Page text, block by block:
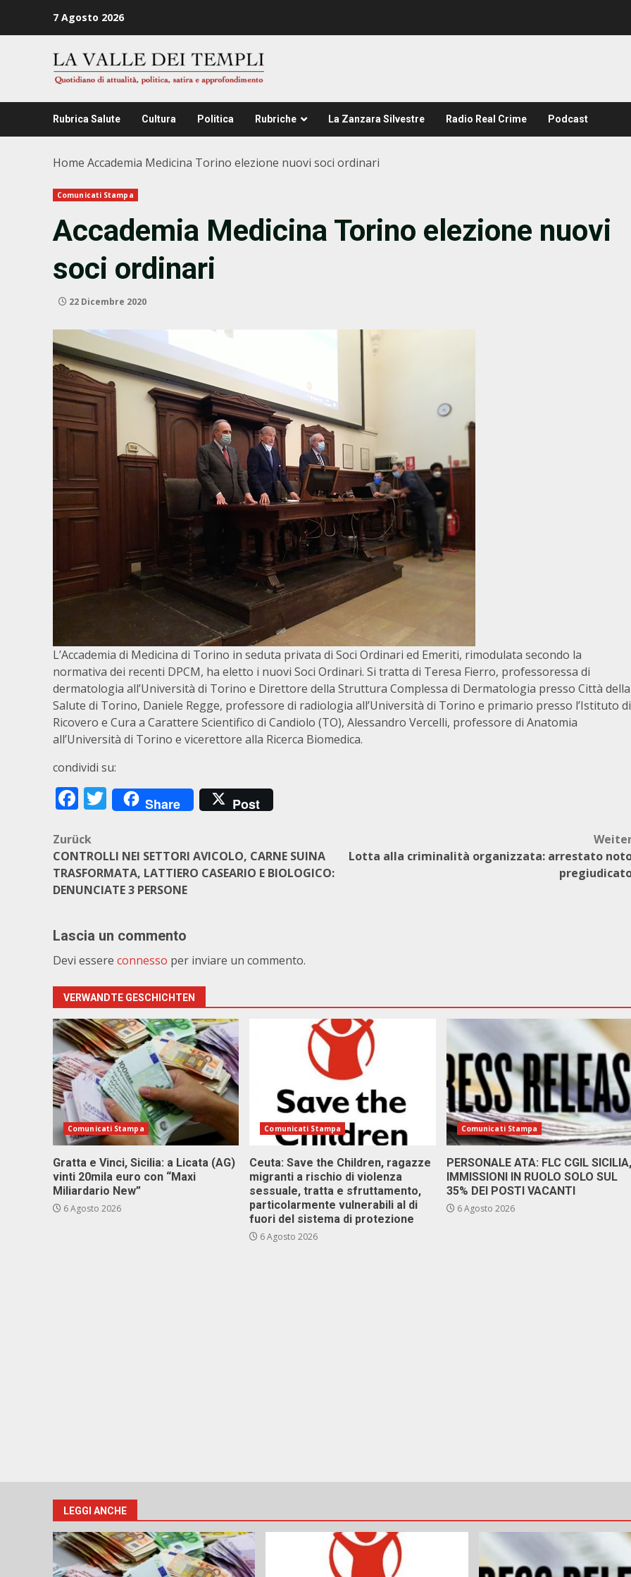
7 Agosto 2026
Rubrica Salute Cultura Politica Rubriche La Zanzara Silvestre Radio Real Crime Podcast
Home Accademia Medicina Torino elezione nuovi soci ordinari
Comunicati Stampa
Accademia Medicina Torino elezione nuovi
soci ordinari
22 Dicembre 2020
L’Accademia di Medicina di Torino in seduta privata di Soci Ordinari ed Emeriti, rimodulata secondo la
normativa dei recenti DPCM, ha eletto i nuovi Soci Ordinari. Si tratta di Teresa Fierro, professoressa di
dermatologia all’Università di Torino e Direttore della Struttura Complessa di Dermatologia presso Città della
Salute di Torino, Daniele Regge, professore di radiologia all’Università di Torino e primario presso l’Istituto di
Ricovero e Cura a Carattere Scientifico di Candiolo (TO), Alessandro Vercelli, professore di Anatomia
all’Università di Torino e vicerettore alla Ricerca Biomedica.
condividi su:
Facebook
Twitter
Share Post
Beitragsnavigation
Zurück
CONTROLLI NEI SETTORI AVICOLO, CARNE SUINA
TRASFORMATA, LATTIERO CASEARIO E BIOLOGICO:
DENUNCIATE 3 PERSONE
Lotta alla criminalità organizzata: arrestato
Lascia un commento
Devi essere connesso per inviare un commento.
VERWANDTE GESCHICHTEN
Comunicati Stampa
Gratta e Vinci, Sicilia: a Licata (AG)
vinti 20mila euro con “Maxi
Miliardario New”
6 Agosto 2026
Comunicati Stampa
Ceuta: Save the Children, ragazze
migranti a rischio di violenza
sessuale, tratta e sfruttamento,
particolarmente vulnerabili al di
fuori del sistema di protezione
6 Agosto 2026
Comunicati Stampa
PERSONALE ATA: FLC CGIL SICILIA,
IMMISSIONI IN RUOLO SOLO SUL
35% DEI POSTI VACANTI
6 Agosto 2026
LEGGI ANCHE